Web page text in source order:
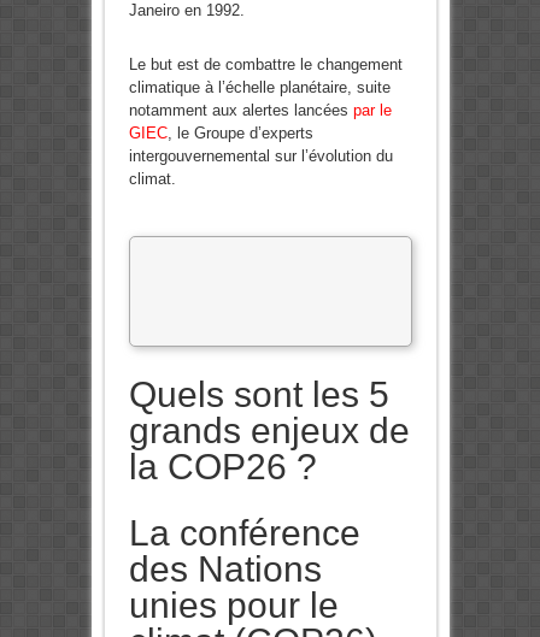
Janeiro en 1992.
Le but est de combattre le changement
climatique à l’échelle planétaire, suite
notamment aux alertes lancées par le
GIEC, le Groupe d’experts
intergouvernemental sur l’évolution du
climat.
Quels sont les 5
grands enjeux de
la COP26 ?
La conférence
des Nations
unies pour le